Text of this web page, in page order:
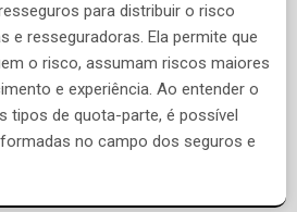
para distribuir o risco
e resseguradoras. Ela permite que
o risco, assumam riscos maiores
e experiência. Ao entender o
tipos de quota-parte, é possível
no campo dos seguros e